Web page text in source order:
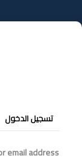
إلى
المحتوى
التبويبات
الأساسية
تسجيل الدخول
email address